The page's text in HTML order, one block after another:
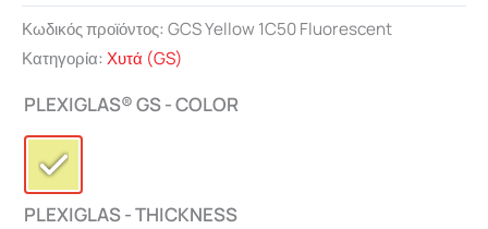
Κωδικός προϊόντος:GCS Yellow 1C50 Fluorescent
Κατηγορία:Χυτά (GS)
PLEXIGLAS® GS - COLOR
PLEXIGLAS - THICKNESS